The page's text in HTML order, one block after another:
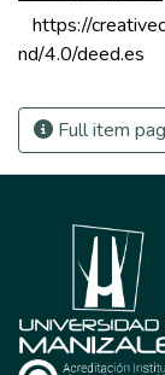
https://
nd/4.0/deed.es
Full item